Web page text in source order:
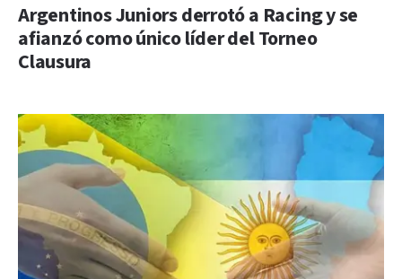
Argentinos Juniors derrotó a Racing y se
afianzó como único líder del Torneo
Clausura